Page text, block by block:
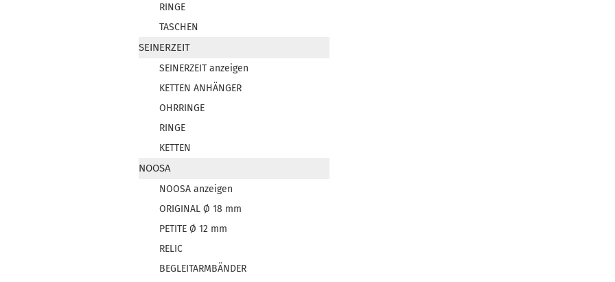
RINGE
TASCHEN
SEINERZEIT
SEINERZEIT anzeigen
KETTEN ANHÄNGER
OHRRINGE
RINGE
KETTEN
NOOSA
NOOSA anzeigen
ORIGINAL Ø 18 mm
PETITE Ø 12 mm
RELIC
BEGLEITARMBÄNDER